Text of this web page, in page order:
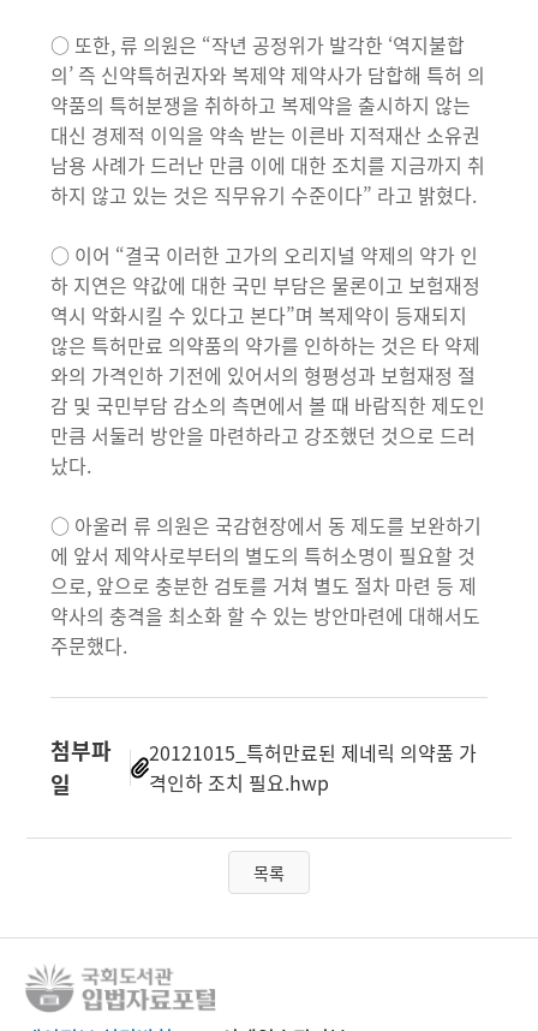
○ 또한, 류 의원은 “작년 공정위가 발각한 ‘역지불합
의’ 즉 신약특허권자와 복제약 제약사가 담합해 특허 의
약품의 특허분쟁을 취하하고 복제약을 출시하지 않는
대신 경제적 이익을 약속 받는 이른바 지적재산 소유권
남용 사례가 드러난 만큼 이에 대한 조치를 지금까지 취
하지 않고 있는 것은 직무유기 수준이다” 라고 밝혔다.
○ 이어 “결국 이러한 고가의 오리지널 약제의 약가 인
하 지연은 약값에 대한 국민 부담은 물론이고 보험재정
역시 악화시킬 수 있다고 본다”며 복제약이 등재되지
않은 특허만료 의약품의 약가를 인하하는 것은 타 약제
와의 가격인하 기전에 있어서의 형평성과 보험재정 절
감 및 국민부담 감소의 측면에서 볼 때 바람직한 제도인
만큼 서둘러 방안을 마련하라고 강조했던 것으로 드러
났다.
○ 아울러 류 의원은 국감현장에서 동 제도를 보완하기
에 앞서 제약사로부터의 별도의 특허소명이 필요할 것
으로, 앞으로 충분한 검토를 거쳐 별도 절차 마련 등 제
약사의 충격을 최소화 할 수 있는 방안마련에 대해서도
주문했다.
첨부파
일
20121015_특허만료된 제네릭 의약품 가
격인하 조치 필요.hwp
목록